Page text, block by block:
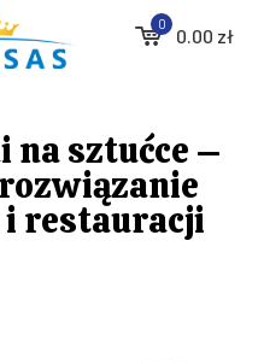
0
0.00 zł
na sztućce –
restauracji